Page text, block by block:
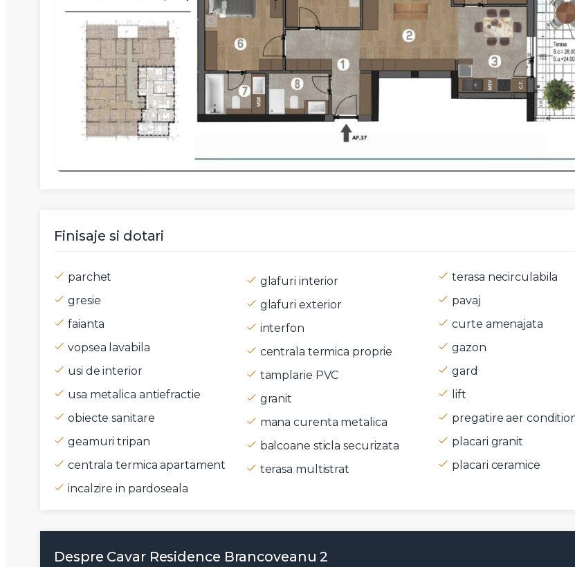
Finisaje si dotari
parchet
gresie
faianta
vopsea lavabila
usi de interior
usa metalica antiefractie
obiecte sanitare
geamuri tripan
centrala termica apartament
incalzire in pardoseala
glafuri interior
glafuri exterior
interfon
centrala termica proprie
tamplarie PVC
granit
mana curenta metalica
balcoane sticla securizata
terasa multistrat
terasa necirculabila
pavaj
curte amenajata
gazon
gard
lift
pregatire aer
placari granit
placari ceramice
Despre Cavar Residence Brancoveanu 2
Vreau sa fiu contactat
Nume
Telefon
Sunt de acord cu
prelucrarea datelor cu caracter personal